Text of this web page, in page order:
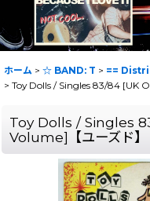
ホーム > ☆ BAND: T > ==
> Toy Dolls / Singles 83/84 [UK
Toy Dolls / Singles
Volume]【ユーズド】